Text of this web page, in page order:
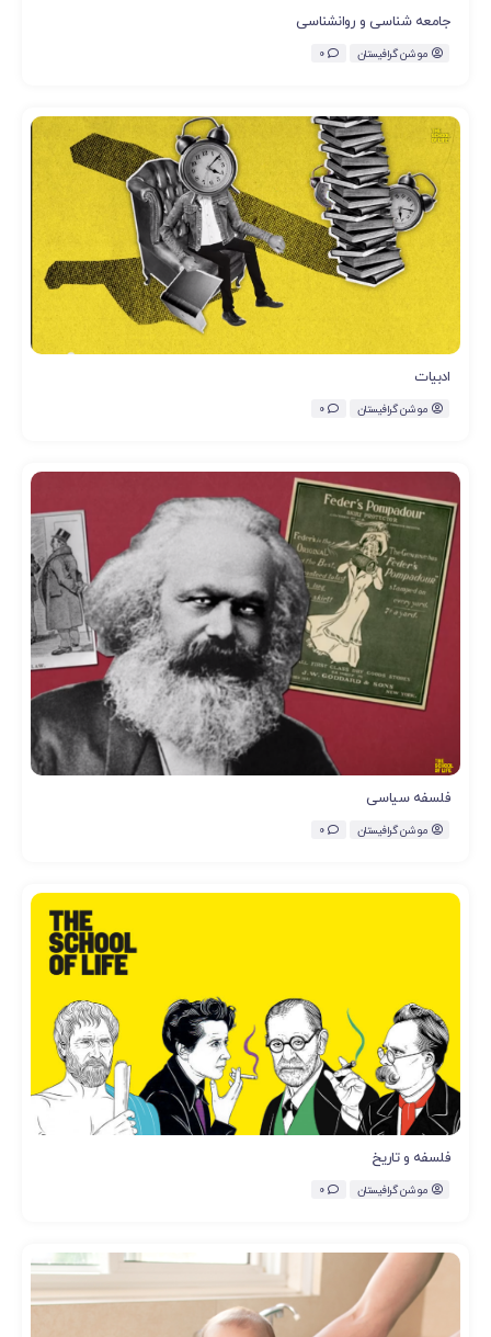
جامعه شناسی و روانشناسی
موشن گرافیستان 0
ادبیات
موشن گرافیستان 0
فلسفه سیاسی
موشن گرافیستان 0
فلسفه و تاریخ
موشن گرافیستان 0